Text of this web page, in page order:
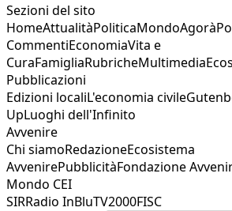
Sezioni del sito
HomeAttualitàPoliticaMondoAgorà
CommentiEconomiaVita e
CuraFamigliaRubricheMultimedia
Pubblicazioni
Edizioni localiL'economia civile
UpLuoghi dell'Infinito
Avvenire
Chi siamoRedazioneEcosistema
AvvenirePubblicitàFondazione
Mondo CEI
SIRRadio InBluTV2000FISC